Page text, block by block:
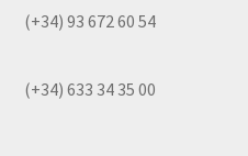
(+34) 93 672 60 54
(+34) 633 34 35 00